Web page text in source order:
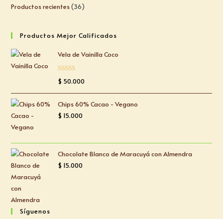
Productos recientes 36
Productos Mejor Calificados
Vela de Vainilla Coco
Valorado
$ 50.000
Chips 60% Cacao - Vegano
$ 15.000
Chocolate Blanco de Maracuyá con Almendra
$ 15.000
Síguenos